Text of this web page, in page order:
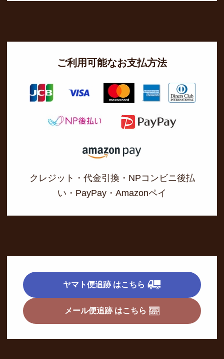
ご利用可能なお支払方法
クレジット・代金引換・NPコンビニ後払
い・PayPay・Amazonペイ
ヤマト便追跡 はこちら
メール便追跡 はこちら